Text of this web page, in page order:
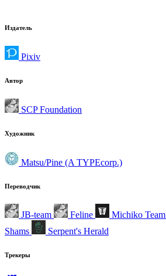
Издатель
Pixiv
Автор
SCP Foundation
Художник
Matsu/Pine (A TYPEcorp.)
Переводчик
JB-team Feline Michiko Team
Shams
Serpent's Herald
Трекеры